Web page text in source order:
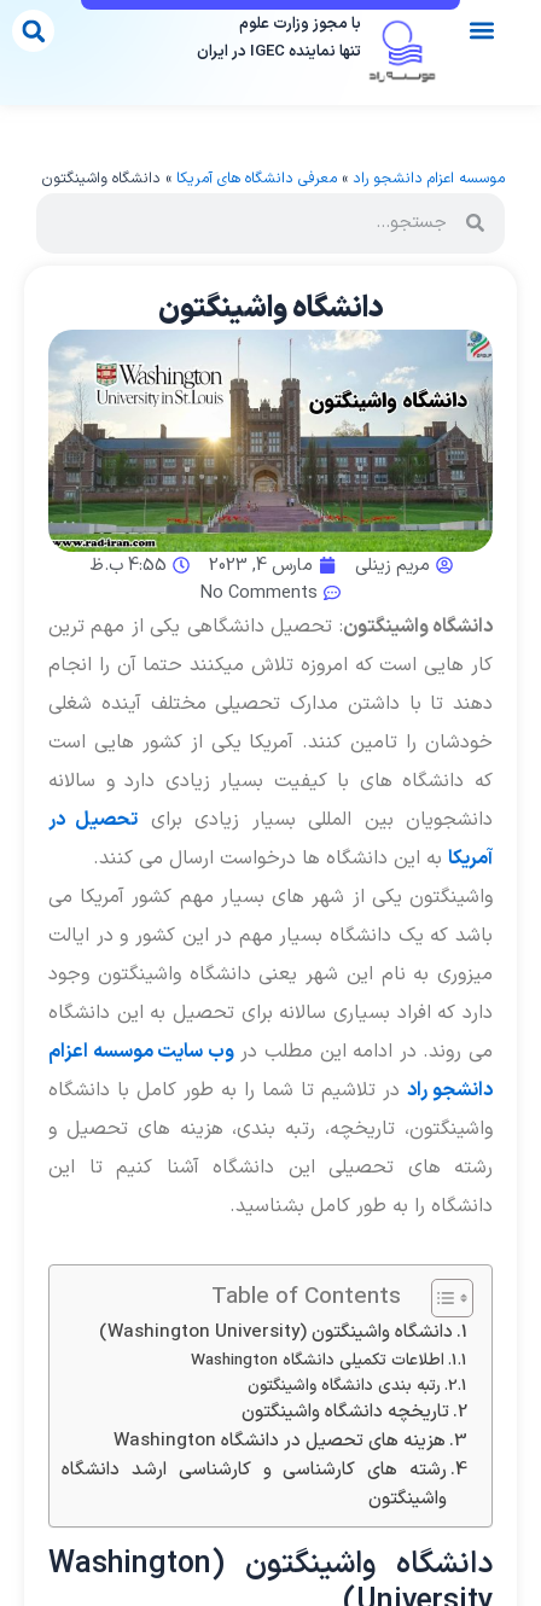
با مجوز وزارت علوم
تنها نماینده IGEC در ایران
اعزام دانشجو راد»معرفی دانشگاه های آمریکا»دانشگاه واشینگتون
دانشگاه واشینگتون
مریم زینلی مارس 4, 2023
4:55 ب.ظ
No Comments
واشینگتون: تحصیل دانشگاهی یکی از مهم ترین
کار هایی است که امروزه تلاش میکنند حتما آن را انجام
دهند تا با داشتن مدارک تحصیلی مختلف آینده شغلی
خودشان را تامین کنند. آمریکا یکی از کشور هایی است
که دانشگاه های با کیفیت بسیار زیادی دارد و سالانه
بین المللی بسیار زیادی برای تحصیل در
به این دانشگاه ها درخواست ارسال می کنند.
واشینگتون یکی از شهر های بسیار مهم کشور آمریکا می
باشد که یک دانشگاه بسیار مهم در این کشور و در ایالت
میزوری به نام این شهر یعنی دانشگاه واشینگتون وجود
دارد که افراد بسیاری سالانه برای تحصیل به این دانشگاه
روند. در ادامه این مطلب دروب سایت موسسه اعزام
دانشجو راددر تلاشیم تا شما را به طور کامل با دانشگاه
واشینگتون، تاریخچه، رتبه بندی، هزینه های تحصیل و
رشته های تحصیلی این دانشگاه آشنا کنیم تا این
دانشگاه را به طور کامل بشناسید.
Table of Contents
دانشگاه واشینگتون (Washington University)
اطلاعات تکمیلی دانشگاه Washington
رتبه بندی دانشگاه واشینگتون
تاریخچه دانشگاه واشینگتون
هزینه های تحصیل در دانشگاه Washington
رشته های کارشناسی و کارشناسی ارشد دانشگاه
واشینگتون
دانشگاه واشینگتون (Washington